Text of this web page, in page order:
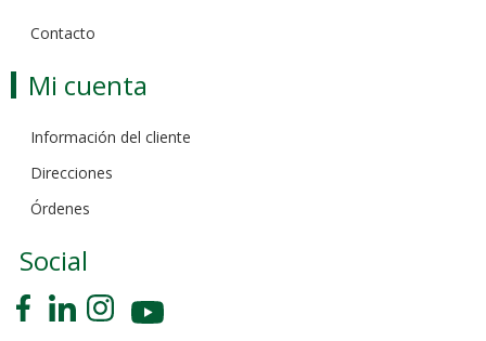
Contacto
Mi cuenta
Información del cliente
Direcciones
Órdenes
Social